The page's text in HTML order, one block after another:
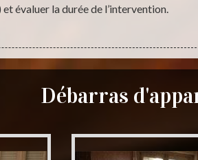
évaluer la durée de l’intervention.
Débarras